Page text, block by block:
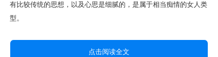
有比较传统的思想，以及心思是细腻的，是属于相当痴情的女人类
型。
点击阅读全文